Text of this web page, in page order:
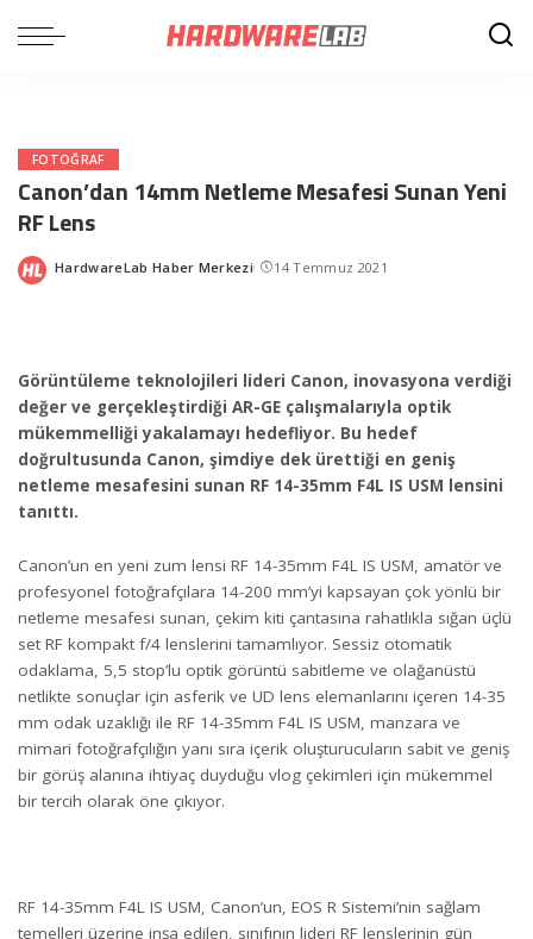
FOTOĞRAF
Canon’dan 14mm Netleme Mesafesi Sunan Yeni
RF Lens
Posted
HardwareLab Haber Merkezi 14 Temmuz 2021
Görüntüleme teknolojileri lideri Canon, inovasyona verdiği
değer ve gerçekleştirdiği AR-GE çalışmalarıyla optik
mükemmelliği yakalamayı hedefliyor. Bu hedef
doğrultusunda Canon, şimdiye dek ürettiği en geniş
netleme mesafesini sunan RF 14-35mm F4L IS USM lensini
tanıttı.
Canon’un en yeni zum lensi RF 14-35mm F4L IS USM, amatör ve
profesyonel fotoğrafçılara 14-200 mm’yi kapsayan çok yönlü bir
netleme mesafesi sunan, çekim kiti çantasına rahatlıkla sığan üçlü
set RF kompakt f/4 lenslerini tamamlıyor. Sessiz otomatik
odaklama, 5,5 stop’lu optik görüntü sabitleme ve olağanüstü
netlikte sonuçlar için asferik ve UD lens elemanlarını içeren 14-35
mm odak uzaklığı ile RF 14-35mm F4L IS USM, manzara ve
mimari fotoğrafçılığın yanı sıra içerik oluşturucuların sabit ve geniş
bir görüş alanına ihtiyaç duyduğu vlog çekimleri için mükemmel
bir tercih olarak öne çıkıyor.
RF 14-35mm F4L IS USM, Canon’un, EOS R Sistemi’nin sağlam
temelleri üzerine inşa edilen, sınıfının lideri RF lenslerinin gün